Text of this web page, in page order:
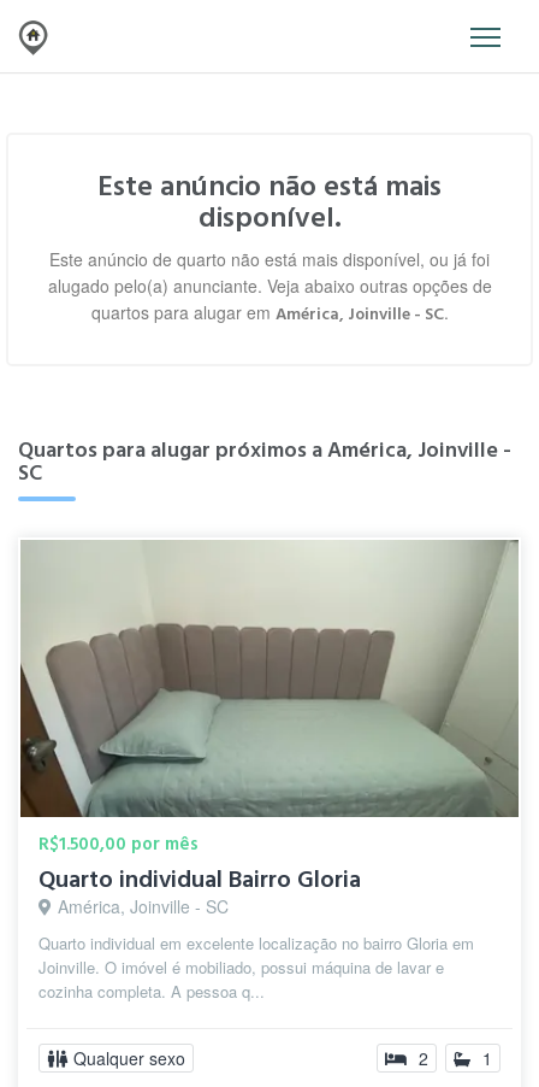
Este anúncio não está mais
disponível.
Este anúncio de quarto não está mais disponível, ou já foi
alugado pelo(a) anunciante. Veja abaixo outras opções de
quartos para alugar em América, Joinville - SC.
Quartos para alugar próximos a América, Joinville -
SC
R$1.500,00 por mês
Quarto individual Bairro Gloria
América, Joinville - SC
Quarto individual em excelente localização no bairro Gloria em
Joinville. O imóvel é mobiliado, possui máquina de lavar e
cozinha completa. A pessoa q...
Qualquer sexo 2 1